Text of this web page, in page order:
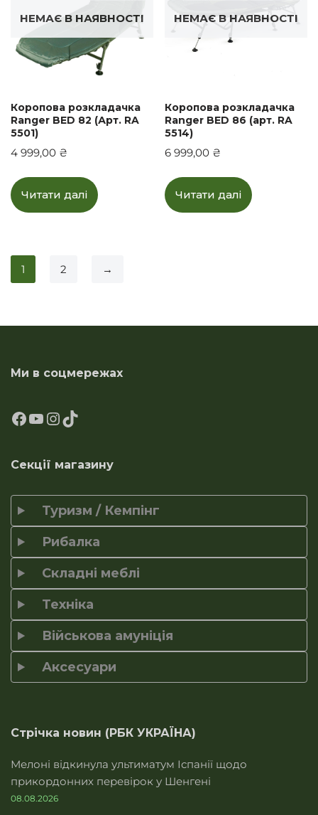
НЕМАЄ В НАЯВНОСТІ
Коропова розкладачка
Ranger BED 82 (Арт. RA
5501)
4 999,00 ₴
Читати далі
НЕМАЄ В НАЯВНОСТІ
Коропова розкладачка
Ranger BED 86 (арт. RA
5514)
6 999,00 ₴
Читати далі
1 2 →
Ми в соцмережах
Секції магазину
Туризм / Кемпінг
Рибалка
Складні меблі
Техніка
Військова амуніція
Аксесуари
Стрічка новин (РБК УКРАЇНА)
Мелоні відкинула ультиматум Іспанії щодо
прикордонних перевірок у Шенгені
08.08.2026